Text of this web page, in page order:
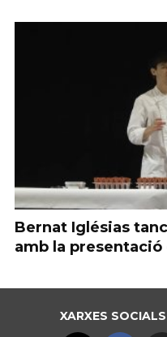
Bernat Iglésias
amb la
XARXES SOCIALS